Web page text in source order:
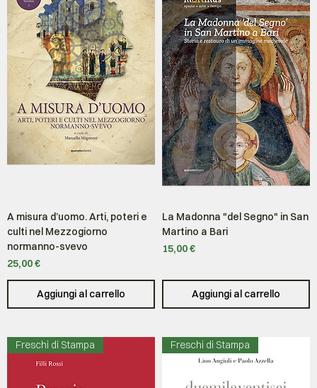
A misura d’uomo. Arti, poteri e
culti nel Mezzogiorno
normanno-svevo
Prezzo
25,00 €
Aggiungi al carrello
La Madonna "del Segno" in San
Martino a Bari
Prezzo
15,00 €
Aggiungi al carrello
Freschi di Stampa Freschi di Stampa